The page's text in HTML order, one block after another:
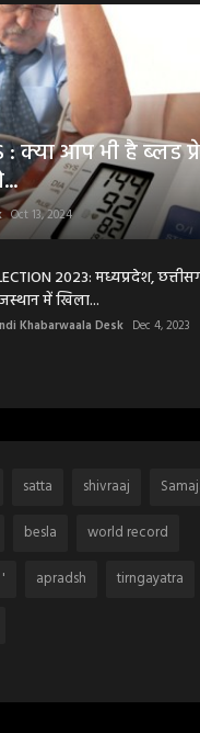
: क्या आप भी है ब्लड
Oct 13, 2024
2023: मध्यप्रदेश,
में खिला...
Khabarwaala Desk Dec 4, 2023
satta shivraaj
besla
world record
' apradsh
tirngayatra